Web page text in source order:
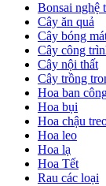
Bonsai nghệ
Cây ăn quả
Cây bóng
Cây công
Cây nội thất
Cây trồng
Hoa ban
Hoa bụi
Hoa chậu
Hoa leo
Hoa lạ
Hoa Tết
Rau các loại